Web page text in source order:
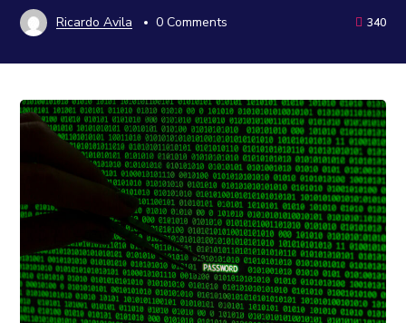
Ricardo Avila 0 Comments 340